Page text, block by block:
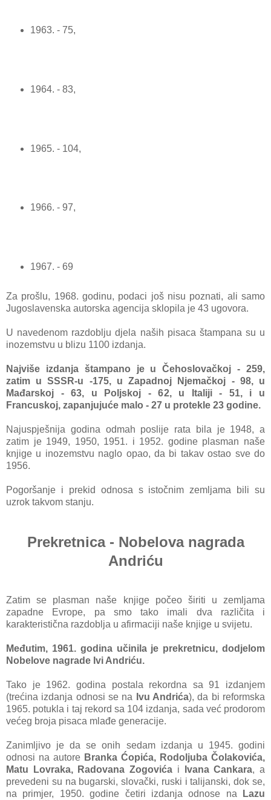
1963. - 75,
1964. - 83,
1965. - 104,
1966. - 97,
1967. - 69
Za prošlu, 1968. godinu, podaci još nisu poznati, ali samo
Jugoslavenska autorska agencija sklopila je 43 ugovora.
U navedenom razdoblju djela naših pisaca štampana su u
inozemstvu u blizu 1100 izdanja.
Najviše izdanja štampano je u Čehoslovačkoj - 259,
zatim u SSSR-u -175, u Zapadnoj Njemačkoj - 98, u
Mađarskoj - 63, u Poljskoj - 62, u Italiji - 51, i u
Francuskoj, zapanjujuće malo - 27 u protekle 23 godine.
Najuspješnija godina odmah poslije rata bila je 1948, a
zatim je 1949, 1950, 1951. i 1952. godine plasman naše
knjige u inozemstvu naglo opao, da bi takav ostao sve do
1956.
Pogoršanje i prekid odnosa s istočnim zemljama bili su
uzrok takvom stanju.
Prekretnica - Nobelova nagrada
Andriću
Zatim se plasman naše knjige počeo širiti u zemljama
zapadne Evrope, pa smo tako imali dva različita i
karakteristična razdoblja u afirmaciji naše knjige u svijetu.
Međutim, 1961. godina učinila je prekretnicu, dodjelom
Nobelove nagrade Ivi Andriću.
Tako je 1962. godina postala rekordna sa 91 izdanjem
(trećina izdanja odnosi se na
Ivu Andrića), da bi reformska
1965. potukla i taj rekord sa 104 izdanja, sada već prodorom
većeg broja pisaca mlađe generacije.
Zanimljivo je da se onih sedam izdanja u 1945. godini
odnosi na autore Branka Ćopića, Rodoljuba Čolakovića,
Matu Lovraka, Radovana Zogovića i Ivana Cankara, a
prevedeni su na bugarski, slovački, ruski i talijanski, dok se,
na primjer, 1950. godine četiri izdanja odnose na
Lazu